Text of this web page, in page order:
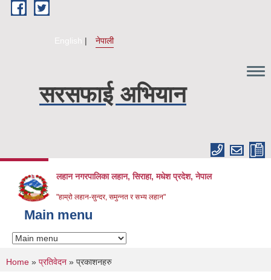
Skip to main content
English नेपाली
सरसफाई अभियान
लहान नगरपालिका लहान, सिराहा, मधेश प्रदेश, नेपाल
"हाम्रो लहान-सुन्दर, समुन्नत र सभ्य लहान"
Main menu
You are here
Home » प्रतिवेदन » प्रकाशनहरु